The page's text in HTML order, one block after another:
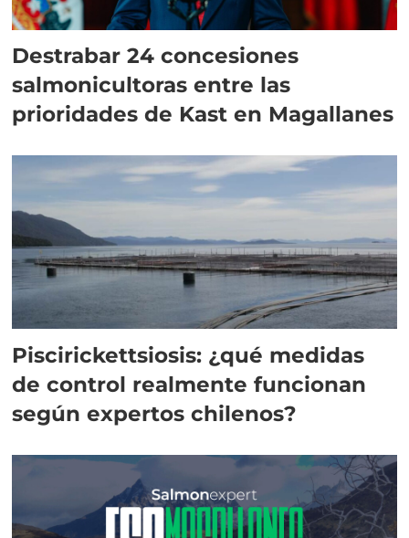
Destrabar 24 concesiones
salmonicultoras entre las
prioridades de Kast en Magallanes
Piscirickettsiosis: ¿qué medidas
de control realmente funcionan
según expertos chilenos?